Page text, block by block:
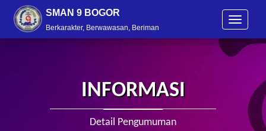
T
o
g
SMAN 9 BOGOR
Berkarakter, Berwawasan, Beriman
INFORMASI
Detail Pengumuman